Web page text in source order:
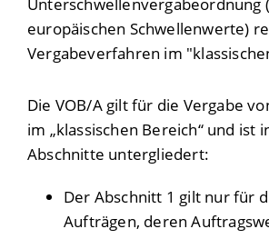
europäischen Schwellenwerte)
Vergabeverfahren im
Die VOB/A gilt für die Vergabe
im „klassischen Bereich“ und ist
Abschnitte untergliedert:
Der Abschnitt 1 gilt nur für
Aufträgen, deren